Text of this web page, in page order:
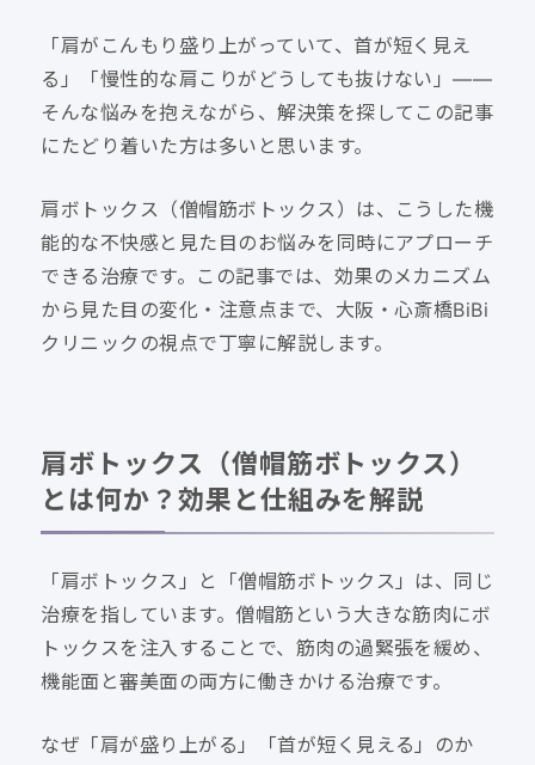
「肩がこんもり盛り上がっていて、首が短く見え
る」「慢性的な肩こりがどうしても抜けない」——
そんな悩みを抱えながら、解決策を探してこの記事
にたどり着いた方は多いと思います。
肩ボトックス（僧帽筋ボトックス）は、こうした機
能的な不快感と見た目のお悩みを同時にアプローチ
できる治療です。この記事では、効果のメカニズム
から見た目の変化・注意点まで、大阪・心斎橋BiBi
クリニックの視点で丁寧に解説します。
肩ボトックス（僧帽筋ボトックス）
とは何か？効果と仕組みを解説
「肩ボトックス」と「僧帽筋ボトックス」は、同じ
治療を指しています。僧帽筋という大きな筋肉にボ
トックスを注入することで、筋肉の過緊張を緩め、
機能面と審美面の両方に働きかける治療です。
なぜ「肩が盛り上がる」「首が短く見える」のか